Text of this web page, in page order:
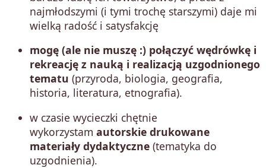
najmłodszymi (i tymi trochę starszymi) daje mi
wielką radość i satysfakcję
mogę (ale nie muszę :) połączyć wędrówkę i
rekreację z nauką i realizacją uzgodnionego
tematu (przyroda, biologia, geografia,
historia, literatura, etnografia).
w czasie wycieczki chętnie
wykorzystam autorskie drukowane
materiały dydaktyczne (tematyka do
uzgodnienia).